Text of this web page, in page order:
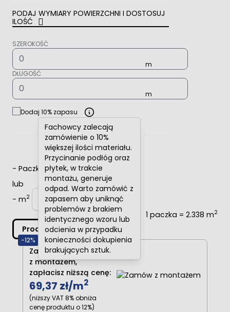
PODAJ WYMIARY POWIERZCHNI I DOSTOSUJ
ILOŚĆ
SZEROKOŚĆ
DŁUGOŚĆ
Dodaj 10% zapasu
Fachowcy zalecają
zamówienie o 10%
większej ilości materiału.
Przycinanie podłóg oraz
płytek, w trakcie
montażu, generuje
odpad. Warto zamówić z
zapasem aby uniknąć
problemów z brakiem
identycznego wzoru lub
odcienia w przypadku
konieczności dokupienia
brakujących sztuk.
- Paczki
+
lub
- m2
+
1 paczka = 2.338 m2
Produkt niedostępny
-12%
Zamawiając produkt
z montażem,
zapłacisz niższą cenę:
69,37 zł/m2
(niższy VAT 8% obniża
cenę produktu o 12%)